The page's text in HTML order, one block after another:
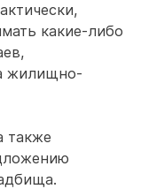
какие-либо
жилищно-
также